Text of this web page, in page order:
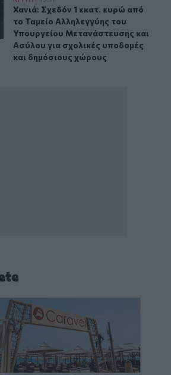
Χανιά: Σχεδόν 1 εκατ. ευρώ από το
Χανιά: Σχεδόν 1 εκατ. ευρώ από
το Ταμείο Αλληλεγγύης του
Υπουργείου Μετανάστευσης και
Ασύλου για σχολικές υποδομές
και δημόσιους χώρους